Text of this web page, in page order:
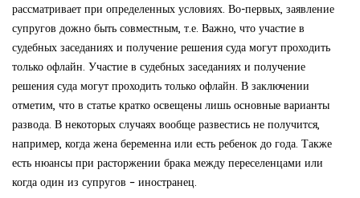
рассматривает при определенных условиях. Во-первых, заявление
супругов дожно быть совместным, т.е. Важно, что участие в
судебных заседаниях и получение решения суда могут проходить
только офлайн. Участие в судебных заседаниях и получение
решения суда могут проходить только офлайн. В заключении
отметим, что в статье кратко освещены лишь основные варианты
развода. В некоторых случаях вообще развестись не получится,
например, когда жена беременна или есть ребенок до года. Также
есть нюансы при расторжении брака между переселенцами или
когда один из супругов – иностранец.